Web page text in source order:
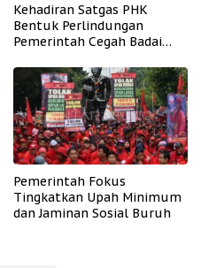
Kehadiran Satgas PHK
Bentuk Perlindungan
Pemerintah Cegah Badai
Pemerintah Fokus
Tingkatkan Upah Minimum
dan Jaminan Sosial Buruh